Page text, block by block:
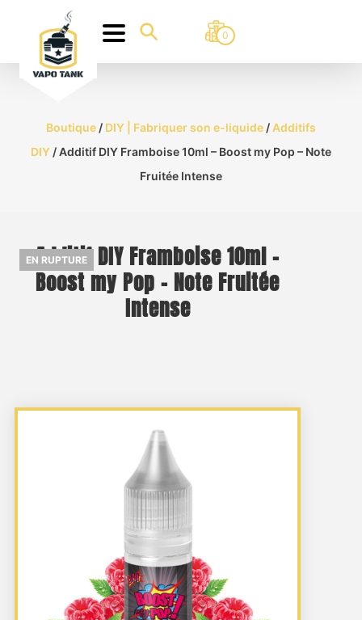
0
Boutique/ DIY | Fabriquer son e-liquide/ Additifs
DIY/ Additif DIY Framboise 10ml – Boost my Pop – Note
Fruitée Intense
Additif DIY Framboise 10ml –
Boost my Pop – Note Fruitée
Intense
EN RUPTURE